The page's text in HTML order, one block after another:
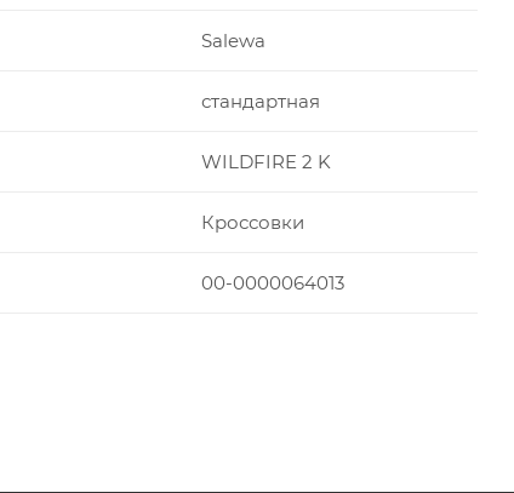
Salewa
стандартная
WILDFIRE 2 K
Кроссовки
00-0000064013